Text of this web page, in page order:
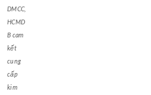
DMCC,
HCMD
B cam
kết
cung
cấp
kim